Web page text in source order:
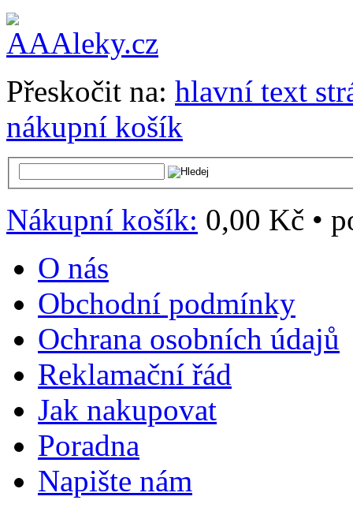
Přeskočit na: hlavní text
nákupní košík
Nákupní košík: 0,00 Kč •
O nás
Obchodní podmínky
Ochrana osobních údajů
Reklamační řád
Jak nakupovat
Poradna
Napište nám